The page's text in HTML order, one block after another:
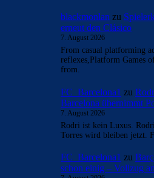
blackmonlan zu
erneut den Clásico
7. August 2026
From casual platforming
reflexes,Platform Games
from.
FC_Barcelona1 zu
Barcelona übernimmt
7. August 2026
Rodri ist kein Luxus.
Torres wird bleiben jetzt.
FC_Barcelona1 zu
schon einig – Vollzug